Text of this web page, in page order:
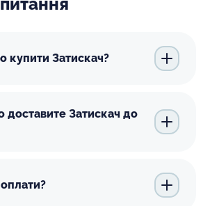
купити Затискач?
доставите Затискач до